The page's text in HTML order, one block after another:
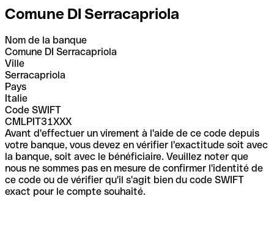
Comune DI Serracapriola
Nom de la banque
Comune DI Serracapriola
Ville
Serracapriola
Pays
Italie
Code SWIFT
CMLPIT31XXX
Avant d'effectuer un virement à l'aide de ce code depuis
votre banque, vous devez en vérifier l'exactitude soit avec
la banque, soit avec le bénéficiaire. Veuillez noter que
nous ne sommes pas en mesure de confirmer l'identité de
ce code ou de vérifier qu'il s'agit bien du code SWIFT
exact pour le compte souhaité.